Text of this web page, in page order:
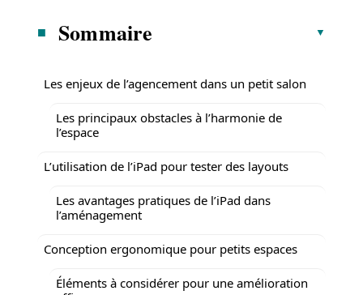
Sommaire
Les enjeux de l’agencement dans un petit salon
Les principaux obstacles à l’harmonie de
l’espace
L’utilisation de l’iPad pour tester des layouts
Les avantages pratiques de l’iPad dans
l’aménagement
Conception ergonomique pour petits espaces
Éléments à considérer pour une amélioration